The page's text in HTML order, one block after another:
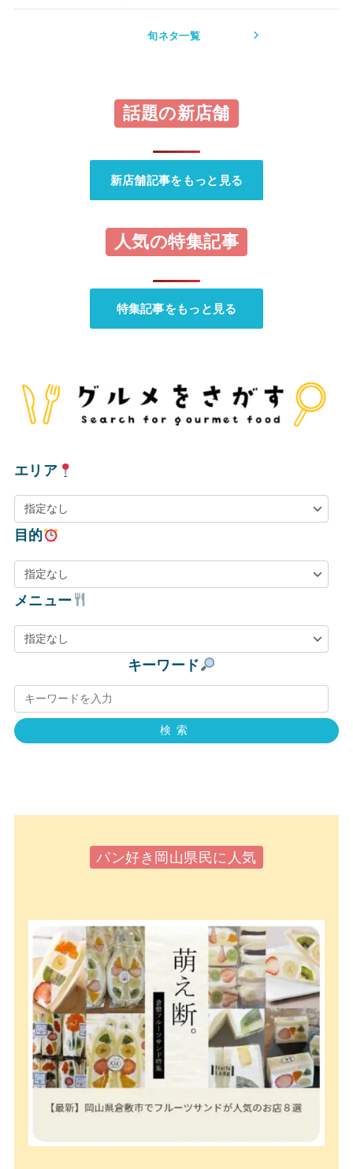
旬ネタ一覧
話題の新店舗
新店舗記事をもっと見る
人気の特集記事
特集記事をもっと見る
エリア
目的
メニュー
キーワード
検索
パン好き岡山県民に人気